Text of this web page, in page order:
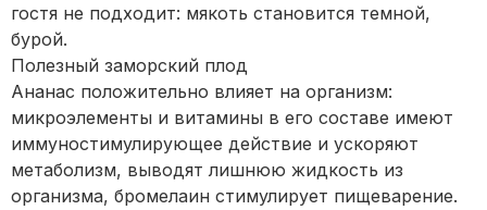
гостя не подходит: мякоть становится темной,
бурой.
Полезный заморский плод
Ананас положительно влияет на организм:
микроэлементы и витамины в его составе имеют
иммуностимулирующее действие и ускоряют
метаболизм, выводят лишнюю жидкость из
организма, бромелаин стимулирует пищеварение.